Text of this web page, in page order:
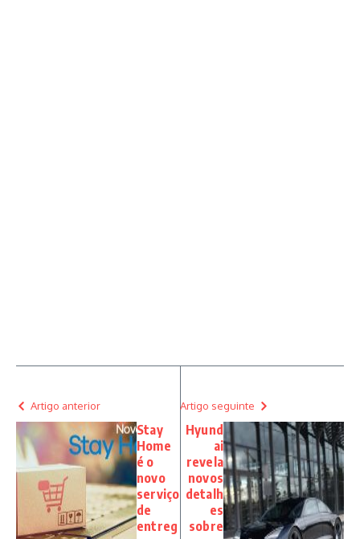
Artigo anterior
Stay
Home
é o
novo
serviço
de
entreg
Artigo seguinte
Hyund
ai
revela
novos
detalh
es
sobre